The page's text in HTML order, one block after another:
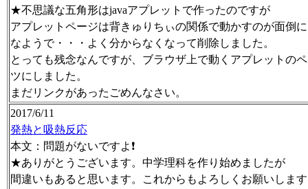
★不思議な五角形はjavaアプレットで作ったのですが
アプレットページは背きゅりちぃの関係で動かすのが面倒
なようで・・・よく分からなくなって削除しました。
とっても残念なんですが、ブラウザ上で動くアプレットの
ツにしました。
まだリンクがあったごめんなさい。
2017/6/11
発熱と吸熱反応
本文：問題がないですよ❗
★ありがとうございます。中学理科を作り始めましたが
間違いもあると思います。これからもよろしくお願いしま